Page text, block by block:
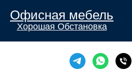
Офисная мебель
Хорошая Обстановка